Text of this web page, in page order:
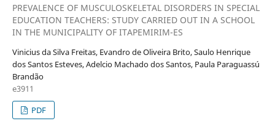
PREVALENCE OF MUSCULOSKELETAL DISORDERS IN SPECIAL
EDUCATION TEACHERS: STUDY CARRIED OUT IN A SCHOOL
IN THE MUNICIPALITY OF ITAPEMIRIM-ES
Vinicius da Silva Freitas, Evandro de Oliveira Brito, Saulo Henrique
dos Santos Esteves, Adelcio Machado dos Santos, Paula Paraguassú
Brandão
e3911
PDF